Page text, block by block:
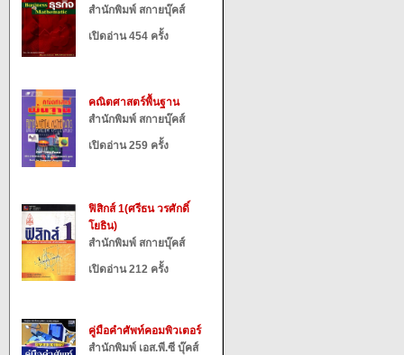
สำนักพิมพ์ สกายบุ๊คส์
เปิดอ่าน 454 ครั้ง
คณิตศาสตร์พื้นฐาน
สำนักพิมพ์ สกายบุ๊คส์
เปิดอ่าน 259 ครั้ง
ฟิสิกส์ 1(ศรีธน วรศักดิ์
โยธิน)
สำนักพิมพ์ สกายบุ๊คส์
เปิดอ่าน 212 ครั้ง
คู่มือคำศัพท์คอมพิวเตอร์
สำนักพิมพ์ เอส.พี.ซี บุ๊คส์